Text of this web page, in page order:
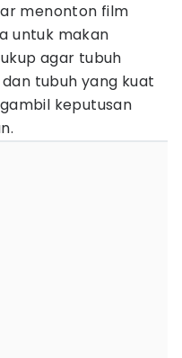
menonton film
untuk makan
agar tubuh
tubuh yang kuat
keputusan